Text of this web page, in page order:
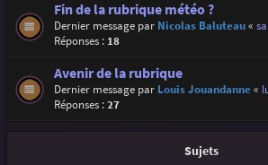
Fin de la rubrique météo ?
Dernier message par Nicolas Baluteau«
Réponses : 18
Avenir de la rubrique
Dernier message par Louis Jouandanne«
Réponses :27
Sujets